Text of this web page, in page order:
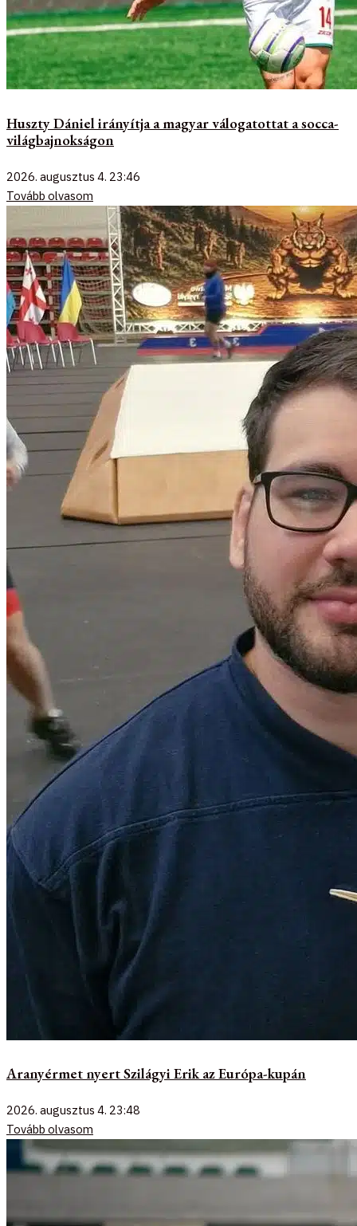
Huszty Dániel irányítja a magyar válogatottat a socca-
világbajnokságon
2026. augusztus 4. 23:46
Tovább olvasom
Aranyérmet nyert Szilágyi Erik az Európa-kupán
2026. augusztus 4. 23:48
Tovább olvasom